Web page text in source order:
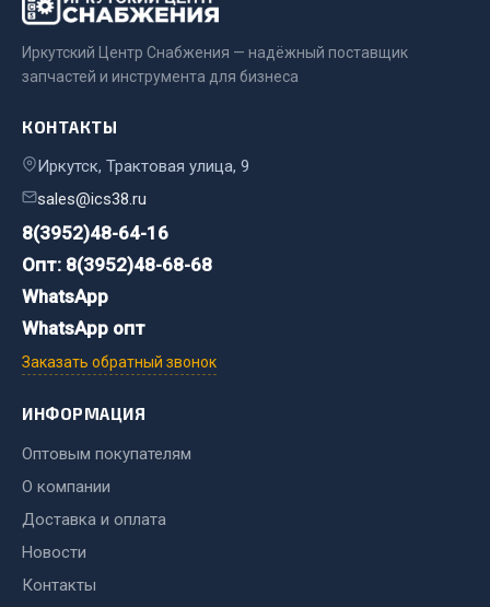
Адаптеры и переходники
Тройники
Трубки, муфты, гайки
Фитинги
Штуцеры
Весь раздел
Инструмент
Измерительный инструмент
Крепежный инструмент
Силовое оборудование
Слесарный инструмент
Столярный инструмент
Иркутский Центр Снабжения — надёжный поставщик
запчастей и инструмента для бизнеса
КОНТАКТЫ
Иркутск, Трактовая улица, 9
sales@ics38.ru
8(3952)48-64-16
Опт: 8(3952)48-68-68
WhatsApp
WhatsApp опт
Заказать обратный звонок
ИНФОРМАЦИЯ
Оптовым покупателям
О компании
Доставка и оплата
Новости
Контакты